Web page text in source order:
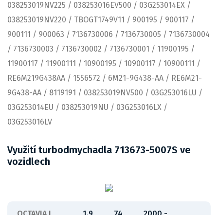
038253019NV225 / 038253016EV500 / 03G253014EX /
038253019NV220 / TBOGT1749V11 / 900195 / 900117 /
900111 / 900063 / 7136730006 / 7136730005 / 7136730004
/ 7136730003 / 7136730002 / 7136730001 / 11900195 /
11900117 / 11900111 / 10900195 / 10900117 / 10900111 /
RE6M219G438AA / 1556572 / 6M21-9G438-AA / RE6M21-
9G438-AA / 8119191 / 038253019NV500 / 03G253016LU /
03G253014EU / 038253019NU / 03G253016LX /
03G253016LV
Využití turbodmychadla 713673-5007S ve
vozidlech
OCTAVIA I
1.9
74
2000 -